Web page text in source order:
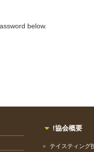
below.
!協会概要
テイスティング